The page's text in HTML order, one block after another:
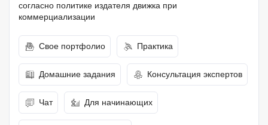
согласно политике издателя движка при
коммерциализации
Свое портфолио Практика
Домашние задания Консультация экспертов
Чат Для начинающих